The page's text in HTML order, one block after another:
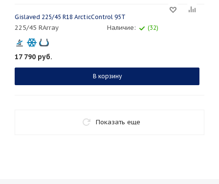
Gislaved 225/45 R18 ArcticControl 95T
225/45 RArray Наличие: (32)
17 790 руб.
В корзину
Показать еще